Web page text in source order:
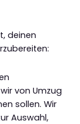
deinen
von Umzug
sollen. Wir
Auswahl,